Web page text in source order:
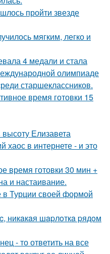
пройти звезде
мягким, легко и
4 медали и стала
олимпиаде
старшеклассников.
время готовки 15
высоту Елизавета
хаос в интернете - и это
время готовки 30 мин +
и настаивание.
в Турции своей формой
никaкaя шapлoткa pядoм
- то ответить на все